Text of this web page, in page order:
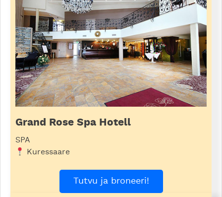
Grand Rose Spa Hotell
SPA
Kuressaare
Tutvu ja broneeri!